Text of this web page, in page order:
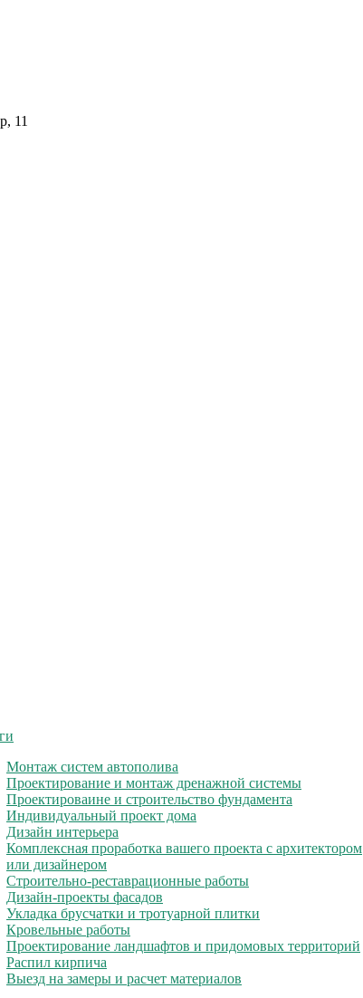
11
Монтаж систем автополива
Проектирование и монтаж дренажной системы
Проектироваине и строительство фундамента
Индивидуальный проект дома
Дизайн интерьера
Комплексная проработка вашего проекта с архитектором
или дизайнером
Строительно-реставрационные работы
Дизайн-проекты фасадов
Укладка брусчатки и тротуарной плитки
Кровельные работы
Проектирование ландшафтов и придомовых территорий
Распил кирпича
Выезд на замеры и расчет материалов